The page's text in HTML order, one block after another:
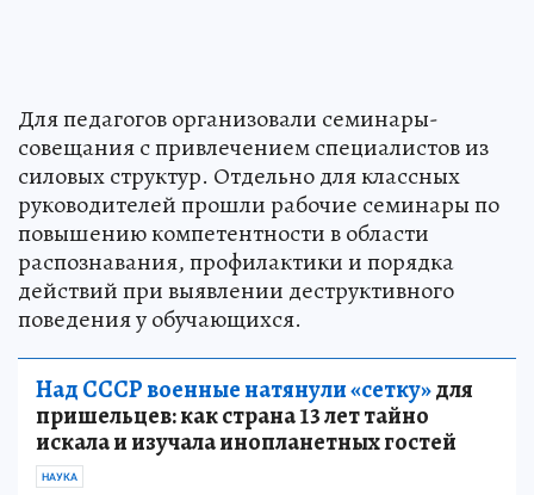
Для педагогов организовали семинары-
совещания с привлечением специалистов из
силовых структур. Отдельно для классных
руководителей прошли рабочие семинары по
повышению компетентности в области
распознавания, профилактики и порядка
действий при выявлении деструктивного
поведения у обучающихся.
Над СССР военные натянули «сетку»для
пришельцев: как страна 13 лет тайно
искала и изучала инопланетных гостей
НАУКА